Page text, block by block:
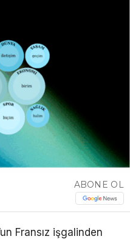
ABONE OL
Fransız işgalinden